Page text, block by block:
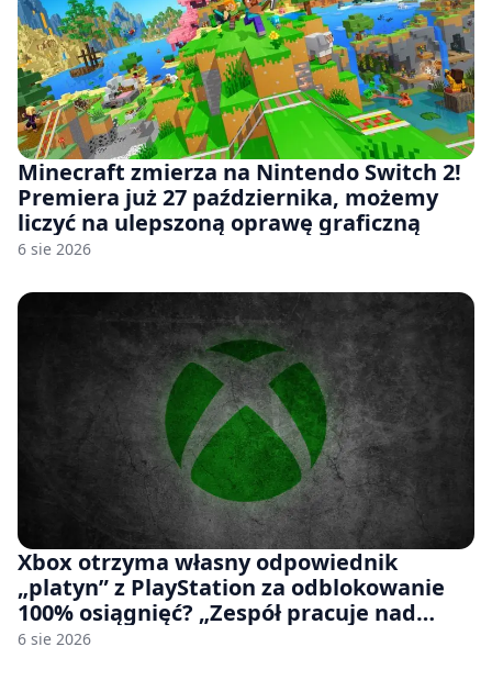
Minecraft zmierza na Nintendo Switch 2!
Premiera już 27 października, możemy
liczyć na ulepszoną oprawę graficzną
6 sie 2026
Xbox otrzyma własny odpowiednik
„platyn” z PlayStation za odblokowanie
100% osiągnięć? „Zespół pracuje nad
czymś, co ma się pojawić jeszcze w tym
6 sie 2026